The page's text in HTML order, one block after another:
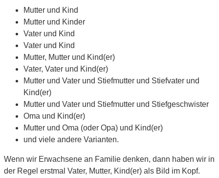
Mutter und Kind
Mutter und Kinder
Vater und Kind
Vater und Kind
Mutter, Mutter und Kind(er)
Vater, Vater und Kind(er)
Mutter und Vater und Stiefmutter und Stiefvater und
Kind(er)
Mutter und Vater und Stiefmutter und Stiefgeschwister
Oma und Kind(er)
Mutter und Oma (oder Opa) und Kind(er)
und viele andere Varianten.
Wenn wir Erwachsene an Familie denken, dann haben wir in
der Regel erstmal Vater, Mutter, Kind(er) als Bild im Kopf.